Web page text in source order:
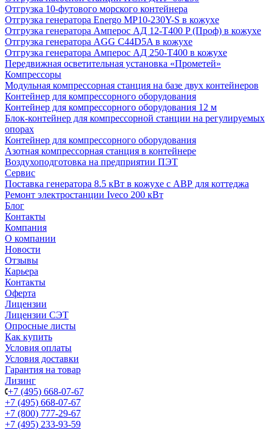
Отгрузка 10-футового морского контейнера
Отгрузка генератора Energo MP10-230Y-S в кожухе
Отгрузка генератора Амперос АД 12-Т400 P (Проф) в кожухе
Отгрузка генератора AGG C44D5A в кожухе
Отгрузка генератора Амперос АД 250-Т400 в кожухе
Передвижная осветительная установка «Прометей»
Компрессоры
Модульная компрессорная станция на базе двух контейнеров
Контейнер для компрессорного оборудования
Контейнер для компрессорного оборудования 12 м
Блок-контейнер для компрессорной станции на регулируемых
опорах
Контейнер для компрессорного оборудования
Азотная компрессорная станция в контейнере
Воздухоподготовка на предприятии ПЭТ
Сервис
Поставка генератора 8.5 кВт в кожухе с АВР для коттеджа
Ремонт электростанции Iveco 200 кВт
Блог
Контакты
Компания
О компании
Новости
Отзывы
Карьера
Контакты
Оферта
Лицензии
Лицензии СЭТ
Опросные листы
Как купить
Условия оплаты
Условия доставки
Гарантия на товар
Лизинг
+7 (495) 668-07-67
+7 (495) 668-07-67
+7 (800) 777-29-67
+7 (495) 233-93-59